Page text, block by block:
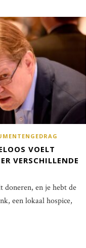
VOELT
VERSCHILLENDE
doneren, en je hebt de
een lokaal hospice,